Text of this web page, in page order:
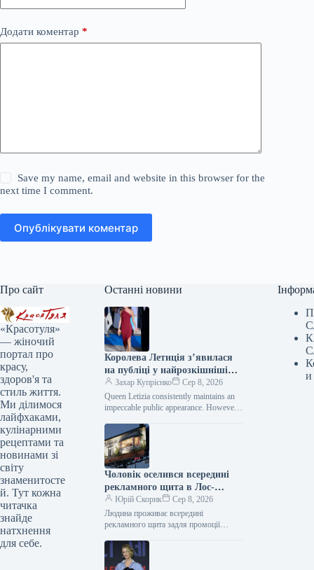
Додати коментар *
Save my name, email and website in this browser for the
next time I comment.
Опублікувати коментар
Про сайт
«Красотуля»
— жіночий
портал про
красу,
здоров'я та
стиль життя.
Ми ділимося
лайфхаками,
кулінарними
рецептами та
новинами зі
світу
знаменитосте
й. Тут кожна
читачка
знайде
натхнення
для себе.
Останні новини
Королева Летиція з’явилася
на публіці у найрозкішнішій
сукні цього літа
Захар Купрієнко
Сер 8, 2026
Queen Letizia consistently maintains an
impeccable public appearance. However,
managed to surprise everyone.…
Чоловік оселився всередині
рекламного щита в Лос-
Анджелесі — Netflix рекламує
фільм “Останній дім” —
культурні новини.
Юрій Скорик
Сер 8, 2026
Людина проживає всередині
рекламного щита задля промоції
YouTube Чоловік перебуватиме в
імпровізованій вітальні протягом…
и